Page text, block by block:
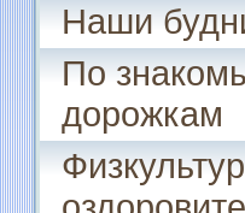
Наши
По
дорожкам